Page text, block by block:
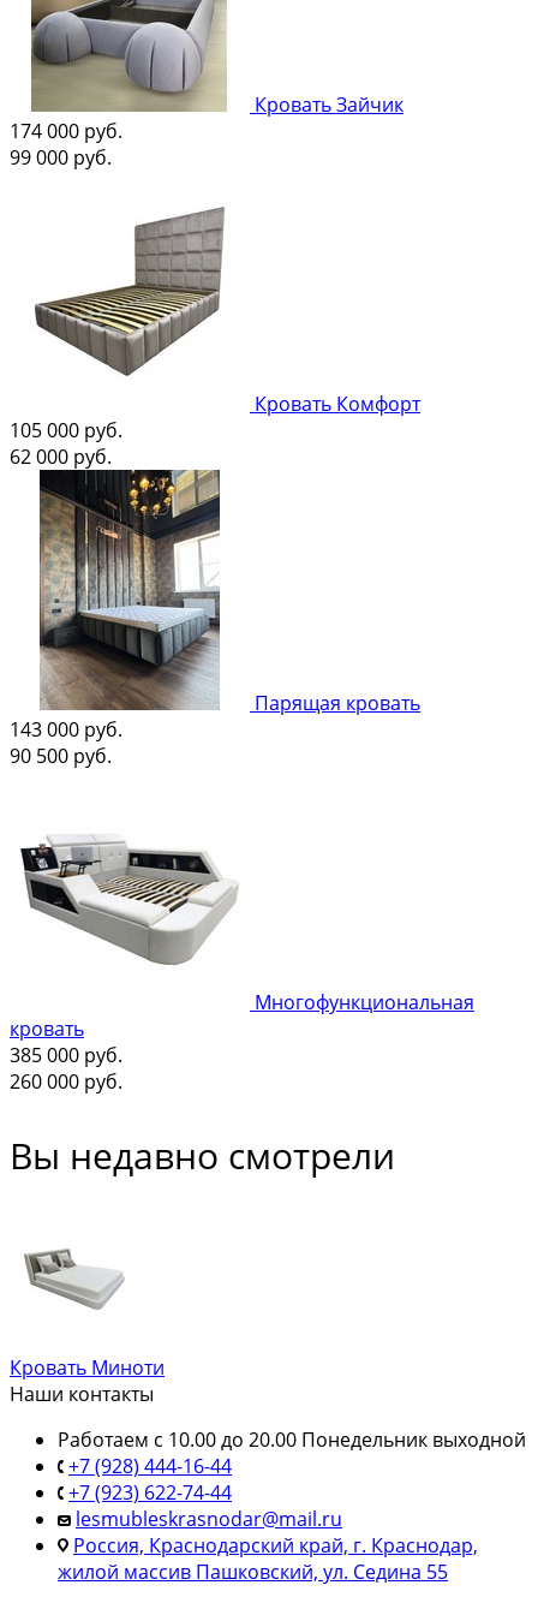
Кровать Зайчик
174 000 руб.
99 000 руб.
Кровать Комфорт
105 000 руб.
62 000 руб.
Парящая кровать
143 000 руб.
90 500 руб.
Многофункциональная
кровать
385 000 руб.
260 000 руб.
Вы недавно смотрели
Кровать Миноти
Наши контакты
Работаем с 10.00 до 20.00 Понедельник выходной
+7 (928) 444-16-44
+7 (923) 622-74-44
lesmubleskrasnodar@mail.ru
Россия, Краснодарский край, г. Краснодар,
жилой массив Пашковский, ул. Седина 55